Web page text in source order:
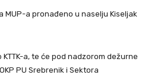
MUP-a pronađeno u naselju Kiseljak
a, te će pod nadzorom dežurne
PU Srebrenik i Sektora